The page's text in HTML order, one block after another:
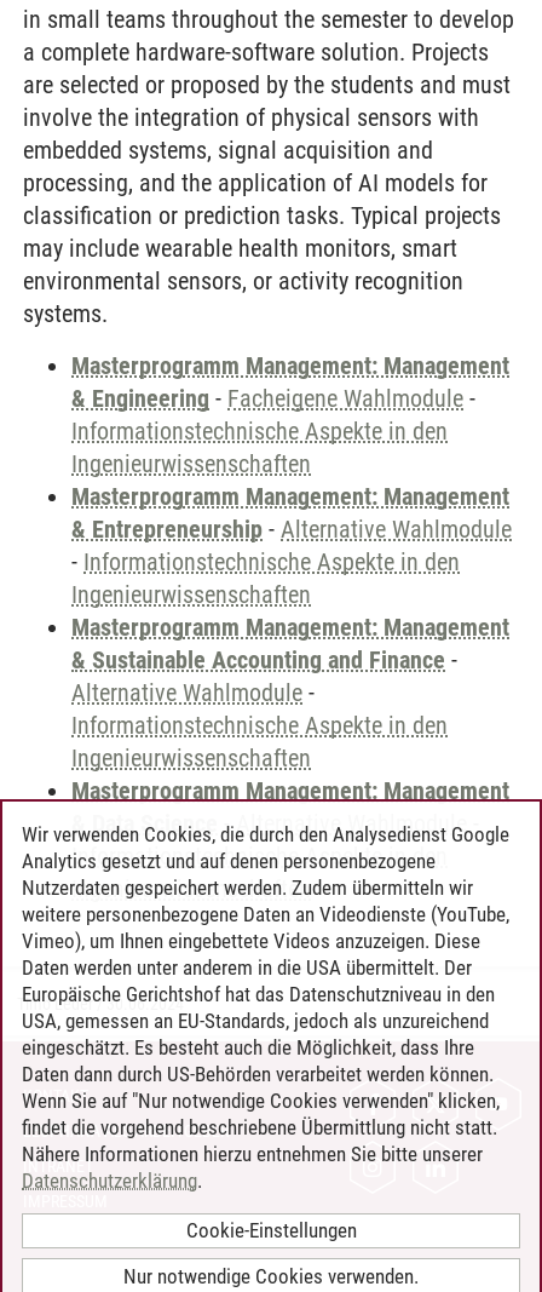
in small teams throughout the semester to develop
a complete hardware-software solution. Projects
are selected or proposed by the students and must
involve the integration of physical sensors with
embedded systems, signal acquisition and
processing, and the application of AI models for
classification or prediction tasks. Typical projects
may include wearable health monitors, smart
environmental sensors, or activity recognition
systems.
Masterprogramm Management: Management
& Engineering - Facheigene Wahlmodule -
Informationstechnische Aspekte in den
Ingenieurwissenschaften
Masterprogramm Management: Management
& Entrepreneurship - Alternative Wahlmodule
- Informationstechnische Aspekte in den
Ingenieurwissenschaften
Masterprogramm Management: Management
& Sustainable Accounting and Finance -
Alternative Wahlmodule -
Informationstechnische Aspekte in den
Ingenieurwissenschaften
Masterprogramm Management: Management
& Data Science -Alternative Wahlmodule-
Informationstechnische Aspekte in den
Ingenieurwissenschaften
Timo Leder/30.06.2024
KONTAKT
LEUPHANA ALS ARBEITGEBER
INTRANET
BARRIEREFREIHEIT
Wir verwenden Cookies, die durch den Analysedienst Google
Analytics gesetzt und auf denen personenbezogene
Nutzerdaten gespeichert werden. Zudem übermitteln wir
weitere personenbezogene Daten an Videodienste (YouTube,
Vimeo), um Ihnen eingebettete Videos anzuzeigen. Diese
Daten werden unter anderem in die USA übermittelt. Der
Europäische Gerichtshof hat das Datenschutzniveau in den
USA, gemessen an EU-Standards, jedoch als unzureichend
eingeschätzt. Es besteht auch die Möglichkeit, dass Ihre
Daten dann durch US-Behörden verarbeitet werden können.
Wenn Sie auf "Nur notwendige Cookies verwenden" klicken,
findet die vorgehend beschriebene Übermittlung nicht statt.
Nähere Informationen hierzu entnehmen Sie bitte unserer
Datenschutzerklärung.
Cookie-Einstellungen
Nur notwendige Cookies verwenden.